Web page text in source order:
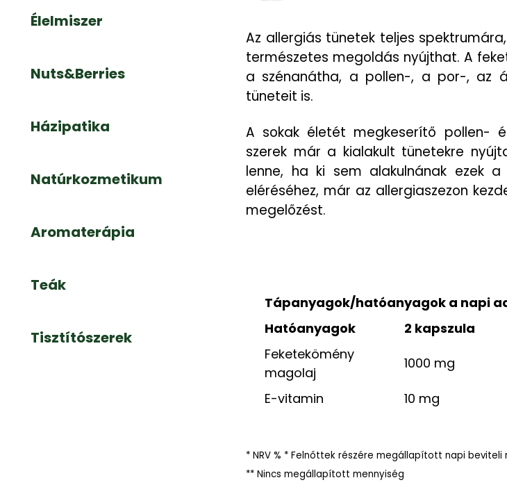
Élelmiszer
Nuts&Berries
Házipatika
Natúrkozmetikum
Aromaterápia
Teák
Tisztítószerek
Az allergiás tünetek teljes
természetes megoldás nyújthat. A
a szénanátha, a pollen-, a por-, az
tüneteit is.
A sokak életét megkeserítő pollen-
szerek már a kialakult tünetekre
lenne, ha ki sem alakulnának ezek a
eléréséhez, már az allergiaszezon
megelőzést.
Tápanyagok/hatóanyagok a napi
Hatóanyagok
2 kapszula
Feketekömény
magolaj
1000 mg
E-vitamin 10 mg
* NRV % * Felnőttek részére megállapított napi
** Nincs megállapított mennyiség